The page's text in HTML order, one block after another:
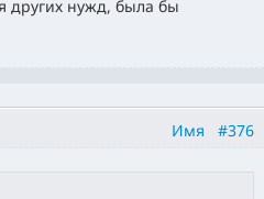
других нужд, была бы
Имя #376